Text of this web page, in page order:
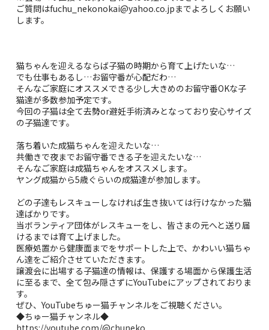
ご質問はfuchu_nekonokai@yahoo.co.jpまでよろしくお願い
します。
猫ちゃんを迎えるならば子猫の時期から育て上げたいな…
でも仕事もあるし…お留守番が心配だわ…
そんなご家庭にオススメできる少し大きめのお留守番OKな子
猫達が多数参加予定です。
今回の子猫は全て去勢or避妊手術済みとなっており安心サイズ
の子猫達です。
落ち着いた成猫ちゃんを迎えたいな…
共働きで夜までお留守番できる子を迎えたいな…
そんなご家庭は成猫ちゃんをオススメします。
ヤング成猫から5歳ぐらいの成猫達が参加します。
どの子達もレスキューしなければ生き抜いては行けなかった猫
達ばかりです。
当ボランティア団体がレスキューをし、皆さまの元へと送り届
けるまでは育て上げました。
医療処置から健康面までをサポートした上で、かわいい猫ちゃ
ん達をご紹介させていただきます。
譲渡会に出場する子猫達の情報は、保護する場面から保護生活
に至るまで、全て包み隠さずにYouTubeにアップされておりま
す。
ぜひ、YouTubeちゅー猫チャンネルをご視聴ください。
◆ちゅー猫チャンネル◆
https://youtube.com/@chuneko